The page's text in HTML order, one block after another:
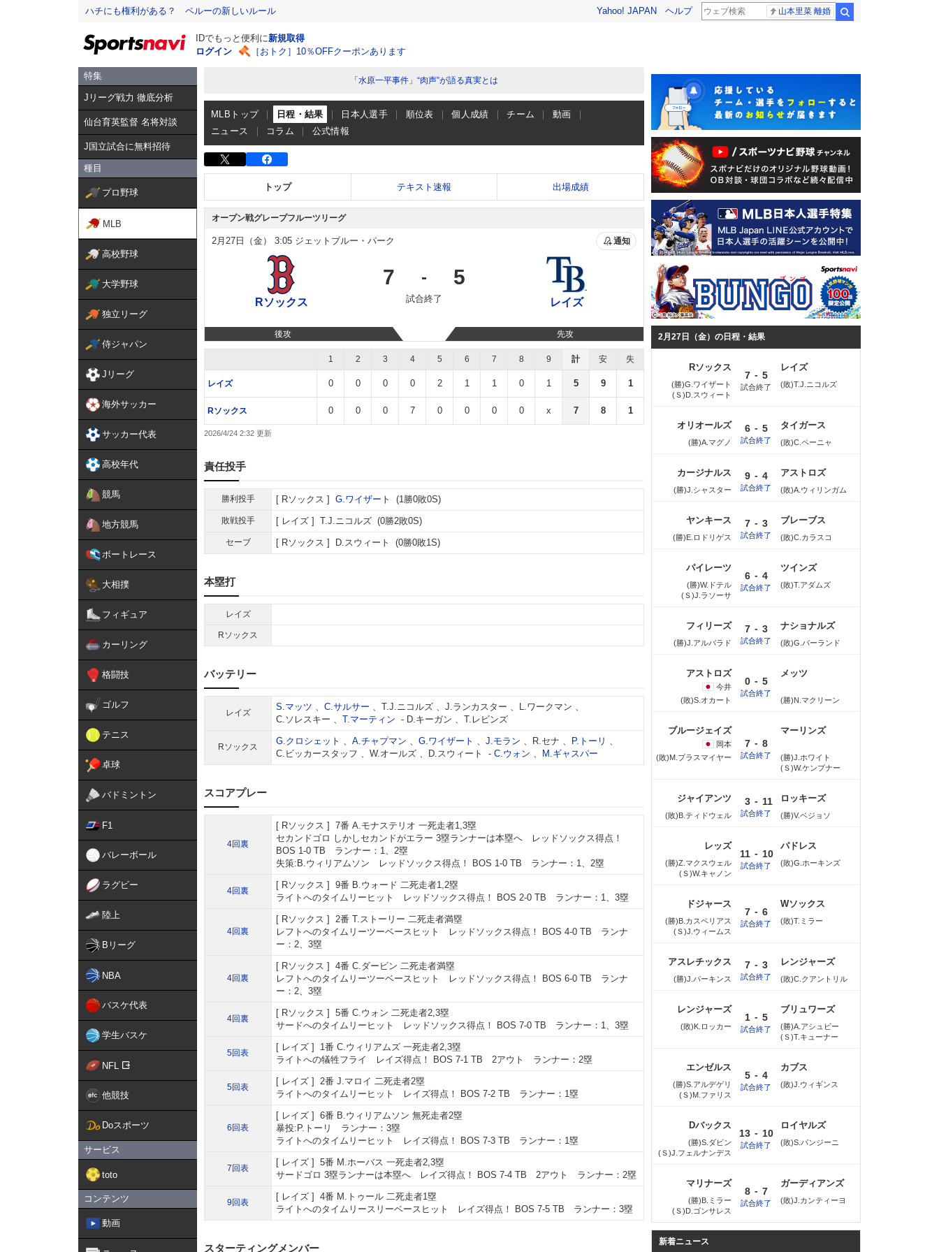
ハチにも権利がある？ ペルーの新しいルール Yahoo! JAPAN ヘルプ 山本里菜 離婚
IDでもっと便利に新規取得
ログイン
［おトク］10％OFFクーポンあります
特集
Jリーグ戦力 徹底分析
仙台育英監督 名将対談
J国立試合に無料招待
種目
プロ野球
MLB
高校野球
大学野球
独立リーグ
侍ジャパン
Jリーグ
海外サッカー
サッカー代表
高校年代
競馬
地方競馬
ボートレース
大相撲
フィギュア
カーリング
格闘技
ゴルフ
テニス
卓球
バドミントン
F1
バレーボール
ラグビー
陸上
Bリーグ
NBA
バスケ代表
学生バスケ
NFL
他競技
Doスポーツ
サービス
toto
コンテンツ
動画
「水原一平事件」“肉声”が語る真実とは
MLBトップ 日程・結果 日本人選手 順位表 個人成績 チーム
動画
ニュース
コラム 公式情報
トップ テキスト速報 出場成績
オープン戦グレープフルーツリーグ
2月27日（金） 3:05 ジェットブルー・パーク 通知
Rソックス
7 - 5
試合終了 レイズ
後攻 先攻
1 2 3 4 5 6 7 8 9 計 安 失
レイズ 0 0 0 0 2 1 1 0 1 5 9 1
Rソックス 0 0 0 7 0 0 0 0 x 7 8 1
2026/4/24 2:32
責任投手
勝利投手 Rソックス G.ワイザート (1勝0敗0S)
敗戦投手 レイズ T.J.ニコルズ (0勝2敗0S)
セーブ Rソックス D.スウィート (0勝0敗1S)
本塁打
レイズ
Rソックス
バッテリー
レイズ
S.マッツ 、 C.サルサー 、 T.J.ニコルズ 、 J.ランカスター 、 L.ワークマン 、
C.ソレスキー 、 T.マーティン - D.キーガン 、 T.レビンズ
Rソックス
G.クロシェット 、 A.チャプマン 、 G.ワイザート 、 J.モラン 、 R.セナ 、 P.トーリ 、
C.ビッカースタッフ 、 W.オールズ 、 D.スウィート - C.ウォン 、 M.ギャスパー
スコアプレー
4回裏
Rソックス 7番 A.モナステリオ 一死走者1,3塁
セカンドゴロ しかしセカンドがエラー 3塁ランナーは本塁へ レッドソックス得点！
BOS 1-0 TB ランナー：1、2塁
失策:B.ウィリアムソン レッドソックス得点！ BOS 1-0 TB ランナー：1、2塁
4回裏
Rソックス 9番 B.ウォード 二死走者1,2塁
ライトへのタイムリーヒット レッドソックス得点！ BOS 2-0 TB ランナー：1、3塁
4回裏
Rソックス 2番 T.ストーリー 二死走者満塁
レフトへのタイムリーツーベースヒット レッドソックス得点！ BOS 4-0 TB ランナ
ー：2、3塁
4回裏
Rソックス 4番 C.ダービン 二死走者満塁
レフトへのタイムリーツーベースヒット レッドソックス得点！ BOS 6-0 TB ランナ
ー：2、3塁
4回裏
Rソックス 5番 C.ウォン 二死走者2,3塁
サードへのタイムリーヒット レッドソックス得点！ BOS 7-0 TB ランナー：1、3塁
5回表
レイズ 1番 C.ウィリアムズ 一死走者2,3塁
ライトへの犠牲フライ レイズ得点！ BOS 7-1 TB 2アウト ランナー：2塁
5回表
レイズ 2番 J.マロイ 二死走者2塁
ライトへのタイムリーヒット レイズ得点！ BOS 7-2 TB ランナー：1塁
6回表
レイズ 6番 B.ウィリアムソン 無死走者2塁
暴投:P.トーリ ランナー：3塁
ライトへのタイムリーヒット レイズ得点！ BOS 7-3 TB ランナー：1塁
7回表
レイズ 5番 M.ホーバス 一死走者2,3塁
サードゴロ 3塁ランナーは本塁へ レイズ得点！ BOS 7-4 TB 2アウト ランナー：2塁
9回表
レイズ 4番 M.トゥール 二死走者1塁
ライトへのタイムリースリーベースヒット レイズ得点！ BOS 7-5 TB ランナー：3塁
スターティングメンバー
2月27日（金）の日程・結果
Rソックス
(勝)G.ワイザート
(Ｓ)D.スウィート
7 - 5
試合終了
レイズ
(敗)T.J.ニコルズ
オリオールズ
(勝)A.マグノ
6 - 5
試合終了
タイガース
(敗)C.ペーニャ
カージナルス
(勝)J.シャスター
9 - 4
試合終了
アストロズ
(敗)A.ウィリンガム
ヤンキース
(勝)E.ロドリゲス
7 - 3
試合終了
ブレーブス
(敗)C.カラスコ
パイレーツ
(勝)W.ドテル
(Ｓ)J.ラソーサ
6 - 4
試合終了
ツインズ
(敗)T.アダムズ
フィリーズ
(勝)J.アルバラド
7 - 3
試合終了
ナショナルズ
(敗)G.バーランド
アストロズ
今井
(敗)S.オカート
0 - 5
試合終了
メッツ
(勝)N.マクリーン
ブルージェイズ
岡本
(敗)M.プラスマイヤー
7 - 8
試合終了
マーリンズ
(勝)J.ホワイト
(Ｓ)W.ケンプナー
ジャイアンツ
(敗)B.ティドウェル
3 - 11
試合終了
ロッキーズ
(勝)V.ベジョソ
レッズ
(勝)Z.マクスウェル
(Ｓ)W.キャノン
11 - 10
試合終了
パドレス
(敗)G.ホーキンズ
ドジャース
(勝)B.カスペリアス
(Ｓ)J.ウィームス
7 - 6
試合終了
Wソックス
(敗)T.ミラー
アスレチックス
(勝)J.パーキンス
7 - 3
試合終了
レンジャーズ
(敗)C.クアントリル
レンジャーズ
(敗)K.ロッカー
1 - 5
試合終了
ブリュワーズ
(勝)A.アシュビー
(Ｓ)T.キューナー
エンゼルス
(勝)S.アルデゲリ
(Ｓ)M.ファリス
5 - 4
試合終了
カブス
(敗)J.ウィギンス
Dバックス
(勝)S.ダビン
(Ｓ)J.フェルナンデス
13 - 10
試合終了
ロイヤルズ
(敗)S.パンジーニ
マリナーズ
(勝)B.ミラー
(Ｓ)D.ゴンサレス
8 - 7
試合終了
ガーディアンズ
(敗)J.カンティーヨ
新着ニュース